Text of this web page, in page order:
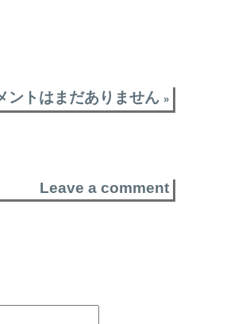
ントはまだありません »
Leave a comment